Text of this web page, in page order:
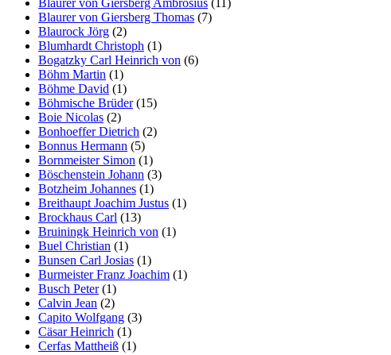
Blaurer von Giersberg Ambrosius (11)
Blaurer von Giersberg Thomas (7)
Blaurock Jörg (2)
Blumhardt Christoph (1)
Bogatzky Carl Heinrich von (6)
Böhm Martin (1)
Böhme David (1)
Böhmische Brüder(15)
Boie Nicolas (2)
Bonhoeffer Dietrich (2)
Bonnus Hermann (5)
Bornmeister Simon (1)
Böschenstein Johann (3)
Botzheim Johannes (1)
Breithaupt Joachim Justus (1)
Brockhaus Carl (13)
Bruiningk Heinrich von (1)
Buel Christian (1)
Bunsen Carl Josias (1)
Burmeister Franz Joachim (1)
Busch Peter(1)
Calvin Jean (2)
Capito Wolfgang (3)
Cäsar Heinrich (1)
Cerfas Mattheiß (1)